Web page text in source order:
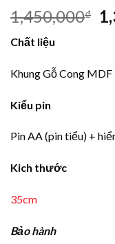
1,450,000₫
Chất liệu
Khung Gỗ Cong
Kiểu pin
Pin AA (pin tiểu) +
Kich thước
35cm
Bảo hành